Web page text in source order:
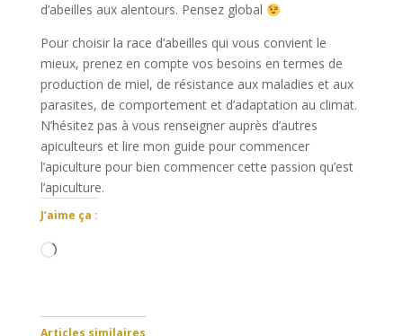
d’abeilles aux alentours. Pensez global
Pour choisir la race d’abeilles qui vous convient le
mieux, prenez en compte vos besoins en termes de
production de miel, de résistance aux maladies et aux
parasites, de comportement et d’adaptation au climat.
N’hésitez pas à vous renseigner auprès d’autres
apiculteurs et lire mon guide pour commencer
l’apiculture pour bien commencer cette passion qu’est
l’apiculture.
J’aime ça :
Chargement…